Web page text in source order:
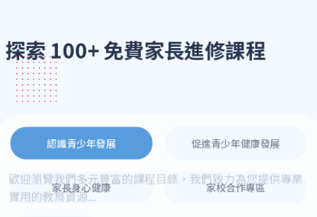
探索 100+ 免費家長進修課程
歡迎瀏覽我們多元豐富的課程目錄，我們致力為您提供專業
實用的教育資源...
認識青少年發展 促進青少年健康發展
家長身心健康 家校合作專區